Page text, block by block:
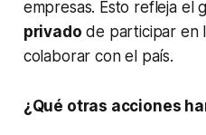
empresas. Esto refleja el
privado de participar en
colaborar con el país.
¿Qué otras acciones